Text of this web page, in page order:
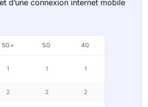
d’une connexion internet mobile
5G+ 5G 4G
1 1 1
2 2 2